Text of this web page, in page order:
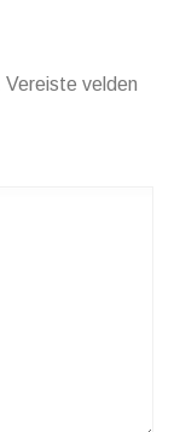
Vereiste velden